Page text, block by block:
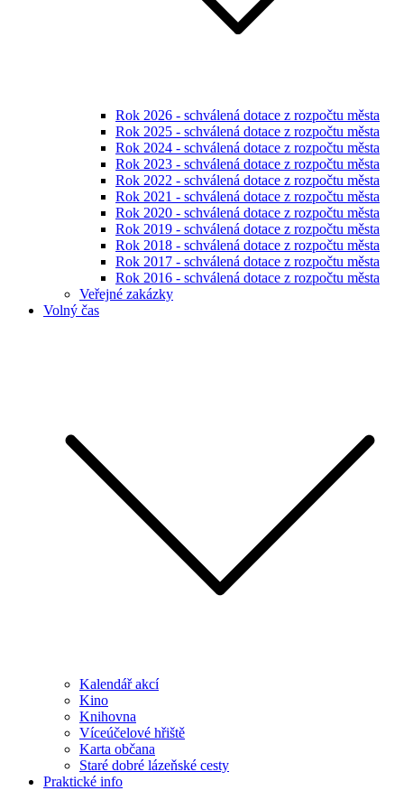
Rok 2026 - schválená dotace z rozpočtu města
Rok 2025 - schválená dotace z rozpočtu města
Rok 2024 - schválená dotace z rozpočtu města
Rok 2023 - schválená dotace z rozpočtu města
Rok 2022 - schválená dotace z rozpočtu města
Rok 2021 - schválená dotace z rozpočtu města
Rok 2020 - schválená dotace z rozpočtu města
Rok 2019 - schválená dotace z rozpočtu města
Rok 2018 - schválená dotace z rozpočtu města
Rok 2017 - schválená dotace z rozpočtu města
Rok 2016 - schválená dotace z rozpočtu města
Veřejné zakázky
Volný čas
Kalendář akcí
Kino
Knihovna
Víceúčelové hřiště
Karta občana
Staré dobré lázeňské cesty
Praktické info